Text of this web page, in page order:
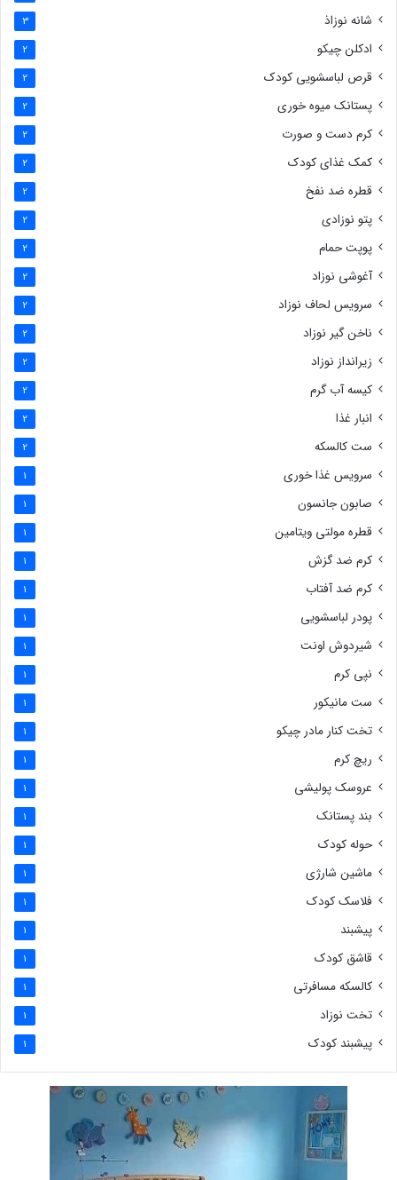
شانه نوزاذ 3
ادکلن چیکو 2
قرص لباسشویی کودک 2
پستانک میوه خوری 2
کرم دست و صورت 2
کمک غذای کودک 2
قطره ضد نفخ 2
پتو نوزادی 2
پوپت حمام 2
آغوشی نوزاد 2
سرویس لحاف نوزاد 2
ناخن گیر نوزاد 2
زیرانداز نوزاد 2
کیسه آب گرم 2
انبار غذا 2
ست کالسکه 2
سرویس غذا خوری 1
صابون جانسون 1
قطره مولتی ویتامین 1
کرم ضد گزش 1
کرم ضد آفتاب 1
پودر لباسشویی 1
شیردوش اونت 1
نپی کرم 1
ست مانیکور 1
تخت کنار مادر چیکو 1
ریچ کرم 1
عروسک پولیشی 1
بند پستانک 1
حوله کودک 1
ماشین شارژی 1
فلاسک کودک 1
پیشبند 1
قاشق کودک 1
کالسکه مسافرتی 1
تخت نوزاد 1
پیشبند کودک 1